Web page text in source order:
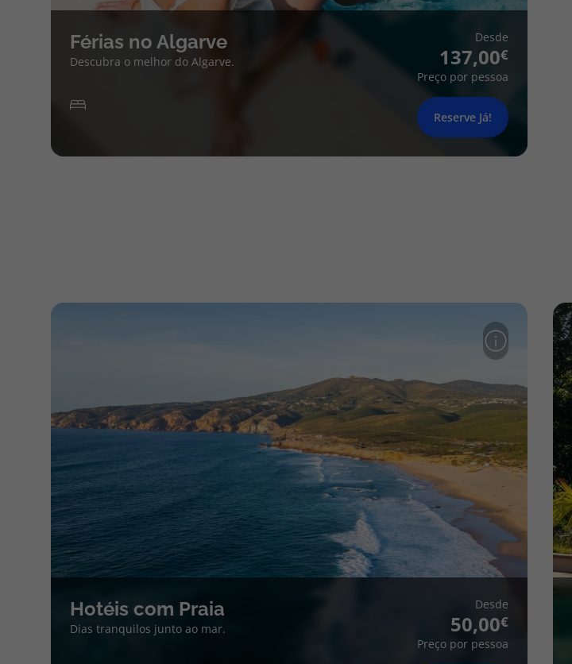
Férias no Algarve
Descubra o melhor do Algarve.
Desde
137,00
Preço por pessoa
Reserve Já!
Hotéis com Praia
Dias tranquilos junto ao mar.
Desde
50,00
Preço por pessoa